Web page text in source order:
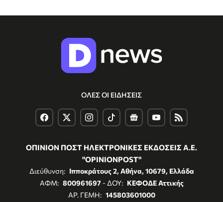
ΟΛΕΣ ΟΙ ΕΙΔΗΣΕΙΣ
ΟΠΙΝΙΟΝ ΠΟΣΤ ΗΛΕΚΤΡΟΝΙΚΕΣ ΕΚΔΟΣΕΙΣ Α.Ε.
"OPINIONPOST"
Διεύθυνση: Ιπποκράτους 2, Αθήνα, 10679, Ελλάδα
ΑΦΜ: 800961697- ΔΟΥ: ΚΕΦΟΔΕ Αττικής
ΑΡ. ΓΕΜΗ: 145803601000